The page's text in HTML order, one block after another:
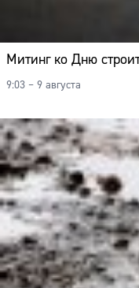
Митинг ко Дню
9:03 – 9 августа